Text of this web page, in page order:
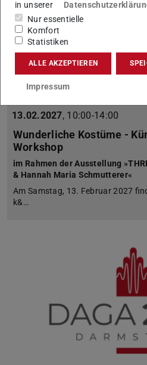
13.02.2027, 10:00-14:00
Wunderliche Kostüme -
Workshop
im Rahmen der Ausstellung
& Hannah Maria Schmutterer«
Am Samstag, 13. Februar 2027
k&…
in unserer
Nur essentielle
Komfort
Statistiken
ALLE AKZEPTIEREN
Impressum